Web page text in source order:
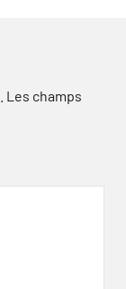
Les champs